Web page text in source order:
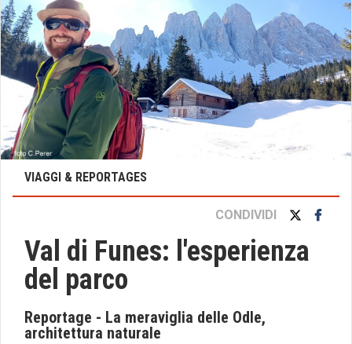
VIAGGI & REPORTAGES
CONDIVIDI
Val di Funes: l'esperienza
del parco
Reportage - La meraviglia delle Odle,
architettura naturale